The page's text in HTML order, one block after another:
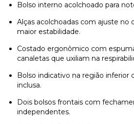
Bolso interno acolchoado para
Alças acolchoadas com ajuste
maior estabilidade.
Costado ergonômico com
canaletas que uxiliam na
Bolso indicativo na região inferior
inclusa.
Dois bolsos frontais com
independentes.